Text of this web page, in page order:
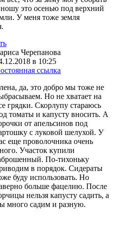
это осенью под верхний
У меня тоже земля
Черепанова
в 10:25
ссылка
да, это добро мы тоже не
Но не хватает на
грядки. Скорлупу стараюсь
томаты и капусту вносить. А
от апельсинов под
с луковой шелухой. У
еще проволочника очень
Участок купили
По-тихоньку
в порядок. Сидераты
буду использовать. Но
больше фацелию. После
нельзя капусту садить, а
много садим и разную.